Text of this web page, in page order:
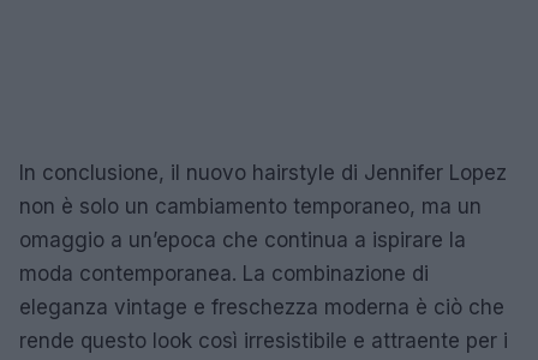
In conclusione, il nuovo hairstyle di Jennifer Lopez
non è solo un cambiamento temporaneo, ma un
omaggio a un’epoca che continua a ispirare la
moda contemporanea. La combinazione di
eleganza vintage e freschezza moderna è ciò che
rende questo look così irresistibile e attraente per i